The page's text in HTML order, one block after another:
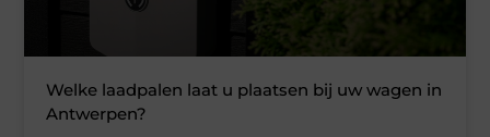
Welke laadpalen laat u plaatsen bij uw wagen in
Antwerpen?